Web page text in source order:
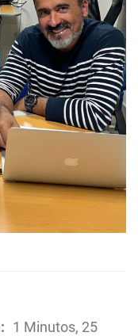
1 Minutos, 25